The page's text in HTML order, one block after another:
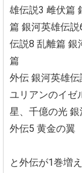
雄伝説3 雌伏篇
篇 銀河英雄伝説
伝説8 乱離篇 銀
篇
外伝 銀河英雄
ユリアンのイゼ
星、千億の光 銀
外伝5 黄金の翼
と外伝が1巻増